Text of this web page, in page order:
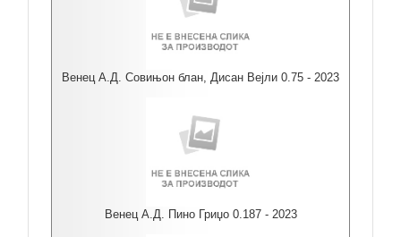
Венец А.Д. Совињон блан, Дисан Вејли 0.75 - 2023
Венец А.Д. Пино Гриџо 0.187 - 2023